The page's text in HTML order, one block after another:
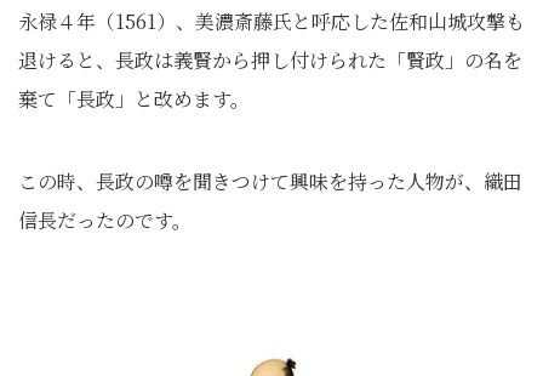
永禄４年（1561）、美濃斎藤氏と呼応した佐和山城攻撃も
退けると、長政は義賢から押し付けられた「賢政」の名を
棄て「長政」と改めます。
この時、長政の噂を聞きつけて興味を持った人物が、織田
信長だったのです。